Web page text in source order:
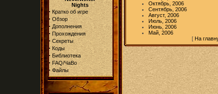
Nights
· Кратко об игре
· Обзор
· Дополнения
· Прохождения
· Секреты
· Коды
· Библиотека
· FAQ/ЧаВо
· Файлы
Октябрь, 2006
Сентябрь, 2006
Август, 2006
Июль, 2006
Июнь, 2006
Май, 2006
[ На